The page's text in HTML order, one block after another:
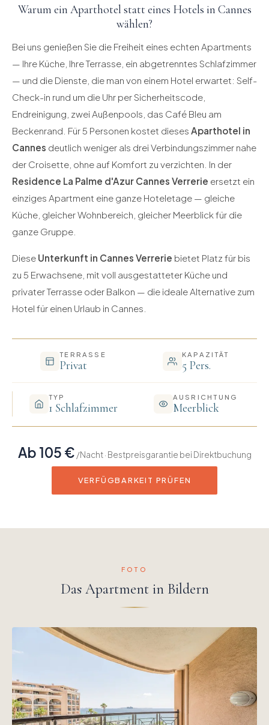
Warum ein Aparthotel statt eines Hotels in Cannes
wählen?
Bei uns genießen Sie die Freiheit eines echten Apartments
— Ihre Küche, Ihre Terrasse, ein abgetrenntes Schlafzimmer
— und die Dienste, die man von einem Hotel erwartet: Self-
Check-in rund um die Uhr per Sicherheitscode,
Endreinigung, zwei Außenpools, das Café Bleu am
Beckenrand. Für 5 Personen kostet dieses Aparthotel in
Cannes deutlich weniger als drei Verbindungszimmer nahe
der Croisette, ohne auf Komfort zu verzichten. In der
Residence La Palme d'Azur Cannes Verrerie ersetzt ein
einziges Apartment eine ganze Hoteletage — gleiche
Küche, gleicher Wohnbereich, gleicher Meerblick für die
ganze Gruppe.
Diese Unterkunft in Cannes Verrerie bietet Platz für bis
zu 5 Erwachsene, mit voll ausgestatteter Küche und
privater Terrasse oder Balkon — die ideale Alternative zum
Hotel für einen Urlaub in Cannes.
TERRASSE
Privat
KAPAZITÄT
5 Pers.
TYP
1 Schlafzimmer
AUSRICHTUNG
Meerblick
Ab 105 € /Nacht · Bestpreisgarantie bei Direktbuchung
VERFÜGBARKEIT PRÜFEN
FOTO
Das Apartment in Bildern